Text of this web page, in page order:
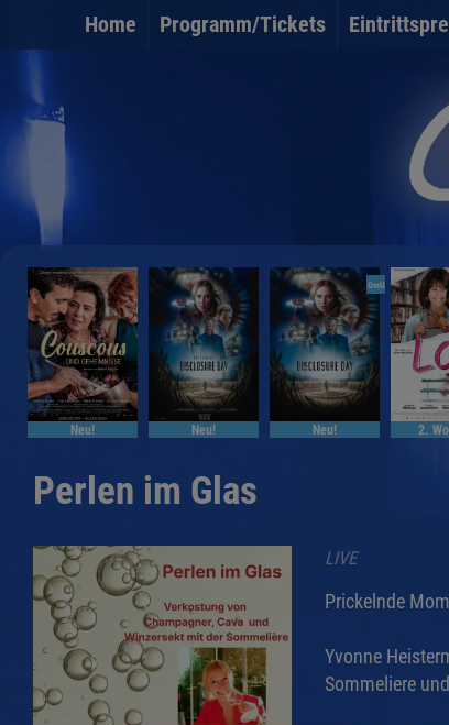
Home Programm/Tickets
Neu! Neu!
OmU
Neu! 2.
Perlen im Glas
LIVE
Prickelnde
Yvonne
Sommeliere